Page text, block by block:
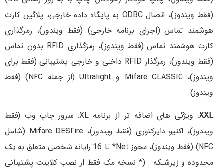
(فقط ویندوز)، اتصال ODBC به پایگاه داده خارجی، پلاگین کارت
هوشمند تماس (اجرای برنامه خارجی) (فقط ویندوز)، رمزگذاری
کارت هوشمند تماس (فقط ویندوز)، رمزگذاری RFID بدون تماس
(فقط ویندوز)، رمزگذار RFID داخلی و خارجی پشتیبانی (فقط برای
ویندوز)، Mifare CLASSIC و Ultralight (از جمله NFC) (فقط
ویندوز).
XXL
: ویژگی های اضافه تر از برنامه XL: سرور چاپ وب (فقط
ویندوز)، اکتیو دایرکتوری (فقط ویندوز)، Mifare DESFire (شامل
NFC) (فقط ویندوز)، مجوز Net* تا 16 رایانه شخصی متعلق به یک
محدوده و زیرشبکه . (* نسخه مک فقط از نصب کلاینت پشتیبانی